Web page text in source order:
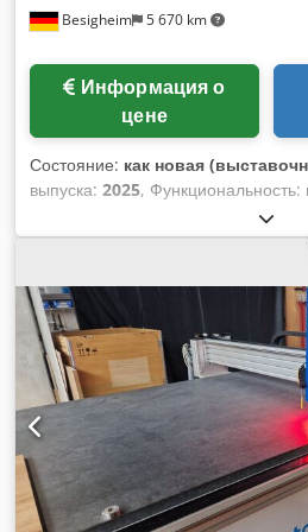
Besigheim 5 670 km
цене
Состояние: как новая
выпуска: 2025, Функциональность:
, входное
X:2 500 мм, ход по оси Y:1 000 мм
65 мм, макс. ширина заготовки:1
документация / руководство
,
возможна продажа в процессе
измерительный стол с 3 осями
проверки плоских деталей.
мм / Y = 1000 мм / Z = 65 мм
управления | Операционная
сенсорный экран | Программное
DesQ II | Windows Диапазон
1000 мм / Z = 65 мм Точность: